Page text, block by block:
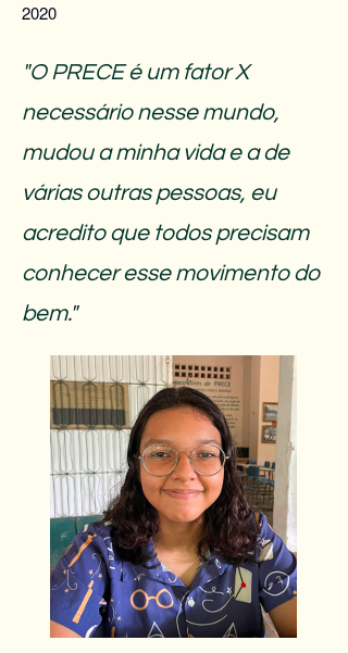
2020
"O PRECE é um fator X
necessário nesse mundo,
mudou a minha vida e a de
várias outras pessoas, eu
acredito que todos precisam
conhecer esse movimento do
bem."